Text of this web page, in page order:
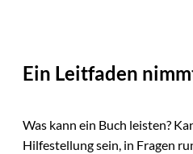
Ein Leitfaden
Was kann ein Buch leisten?
Hilfestellung sein, in Fragen